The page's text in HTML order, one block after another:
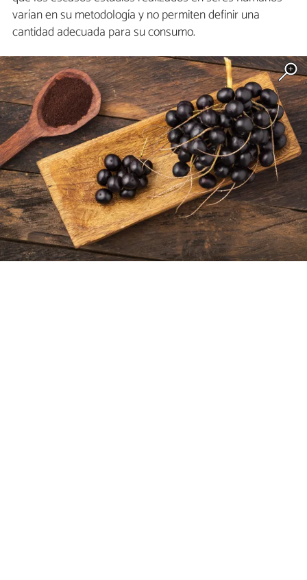
varían en su metodología y no permiten definir una
cantidad adecuada para su consumo.